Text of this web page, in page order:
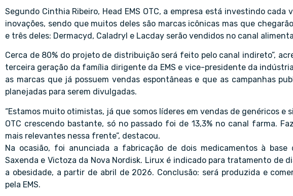
Segundo Cinthia Ribeiro, Head EMS OTC, a empresa está investindo
inovações, sendo que muitos deles são marcas icônicas mas que
e três deles: Dermacyd, Caladryl e Lacday serão vendidos no canal
Cerca de 80% do projeto de distribuição será feito pelo canal indireto”,
terceira geração da família dirigente da EMS e vice-presidente da
as marcas que já possuem vendas espontâneas e que as campanhas
planejadas para serem divulgadas.
“Estamos muito otimistas, já que somos líderes em vendas de genéricos e
OTC crescendo bastante, só no passado foi de 13,3% no canal farma.
mais relevantes nessa frente”, destacou.
Na ocasião, foi anunciada a fabricação de dois medicamentos à
Saxenda e Victoza da Nova Nordisk. Lirux é indicado para tratamento de
a obesidade, a partir de abril de 2026. Conclusão: será produzida e
pela EMS.